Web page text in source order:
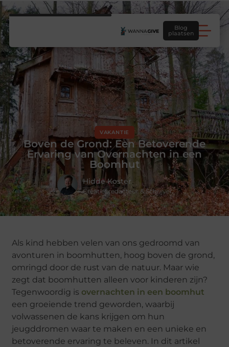
Blog
plaatsen
VAKANTIE
Boven de Grond: Een Betoverende
Ervaring van Overnachten in een
Boomhut
Hidde Koster
Creatief redacteur & Schrijver
Als kind hebben velen van ons gedroomd van
avonturen in boomhutten, hoog boven de grond,
omringd door de rust van de natuur. Maar wie
zegt dat boomhutten alleen voor kinderen zijn?
Tegenwoordig is overnachten in een boomhut
een groeiende trend geworden, waarbij
volwassenen de kans krijgen om hun
jeugddromen waar te maken en een unieke en
betoverende ervaring te beleven. In dit artikel